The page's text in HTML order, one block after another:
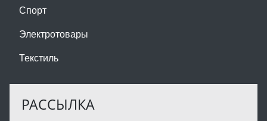
Спорт
Электротовары
Текстиль
РАССЫЛКА